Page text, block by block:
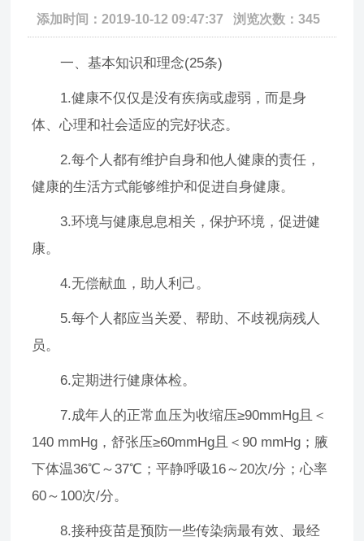
添加时间：2019-10-12 09:47:37 浏览次数：345
一、基本知识和理念(25条)
1.健康不仅仅是没有疾病或虚弱，而是身
体、心理和社会适应的完好状态。
2.每个人都有维护自身和他人健康的责任，
健康的生活方式能够维护和促进自身健康。
3.环境与健康息息相关，保护环境，促进健
康。
4.无偿献血，助人利己。
5.每个人都应当关爱、帮助、不歧视病残人
员。
6.定期进行健康体检。
7.成年人的正常血压为收缩压≥90mmHg且＜
140 mmHg，舒张压≥60mmHg且＜90 mmHg；腋
下体温36℃～37℃；平静呼吸16～20次/分；心率
60～100次/分。
8.接种疫苗是预防一些传染病最有效、最经